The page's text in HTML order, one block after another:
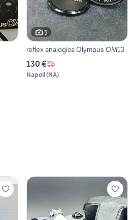
5
reflex analogica Olympus OM10
130 €
Napoli(NA)